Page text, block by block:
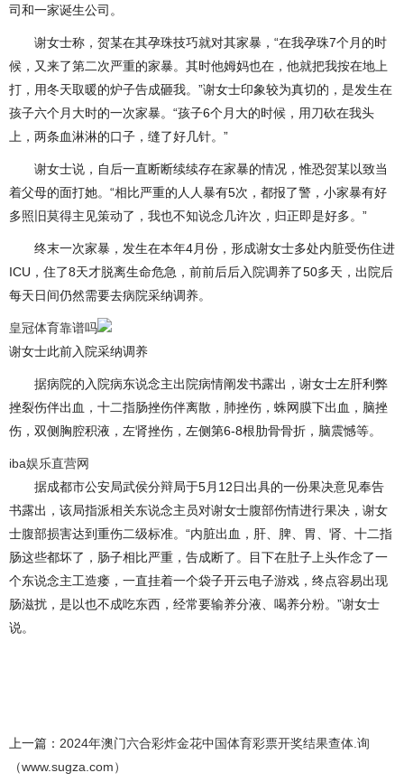
司和一家诞生公司。
谢女士称，贺某在其孕珠技巧就对其家暴，“在我孕珠7个月的时
候，又来了第二次严重的家暴。其时他姆妈也在，他就把我按在地上
打，用冬天取暖的炉子告成砸我。”谢女士印象较为真切的，是发生在
孩子六个月大时的一次家暴。“孩子6个月大的时候，用刀砍在我头
上，两条血淋淋的口子，缝了好几针。”
谢女士说，自后一直断断续续存在家暴的情况，惟恐贺某以致当
着父母的面打她。“相比严重的人人暴有5次，都报了警，小家暴有好
多照旧莫得主见策动了，我也不知说念几许次，归正即是好多。”
终末一次家暴，发生在本年4月份，形成谢女士多处内脏受伤住进
ICU，住了8天才脱离生命危急，前前后后入院调养了50多天，出院后
每天日间仍然需要去病院采纳调养。
皇冠体育靠谱吗
谢女士此前入院采纳调养
据病院的入院病东说念主出院病情阐发书露出，谢女士左肝利弊
挫裂伤伴出血，十二指肠挫伤伴离散，肺挫伤，蛛网膜下出血，脑挫
伤，双侧胸腔积液，左肾挫伤，左侧第6-8根肋骨骨折，脑震憾等。
iba娱乐直营网
据成都市公安局武侯分辩局于5月12日出具的一份果决意见奉告
书露出，该局指派相关东说念主员对谢女士腹部伤情进行果决，谢女
士腹部损害达到重伤二级标准。“内脏出血，肝、脾、胃、肾、十二指
肠这些都坏了，肠子相比严重，告成断了。目下在肚子上头作念了一
个东说念主工造瘘，一直挂着一个袋子开云电子游戏，终点容易出现
肠滋扰，是以也不成吃东西，经常要输养分液、喝养分粉。”谢女士
说。
上一篇： 2024年澳门六合彩炸金花中国体育彩票开奖结果查体.询
（www.sugza.com）